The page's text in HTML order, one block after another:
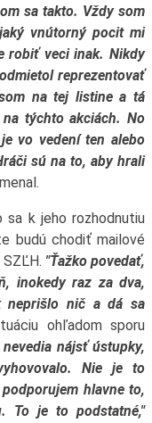
sa takto. Vždy som
vnútorný pocit mi
robiť veci inak. Nikdy
reprezentovať
na tej listine a tá
týchto akciách. No
vo vedení ten alebo
sú na to, aby hrali
sa k jeho rozhodnutiu
budú chodiť mailové
"Ťažko povedať,
inokedy raz za dva,
neprišlo nič a dá sa
ohľadom sporu
nájsť ústupky,
Nie je to
hlavne to,
To je to podstatné,"